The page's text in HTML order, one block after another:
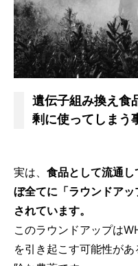
遺伝子組み換え食
剰に使ってしまう
実は、 食品として流通
ぼ全てに「ラウンドア
されています。
このラウンドアップは
を引き起こす可能性が